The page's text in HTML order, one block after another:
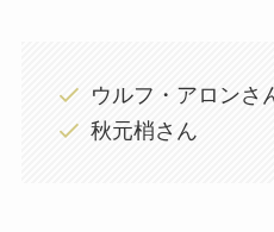
ウルフ・アロンさ
秋元梢さん